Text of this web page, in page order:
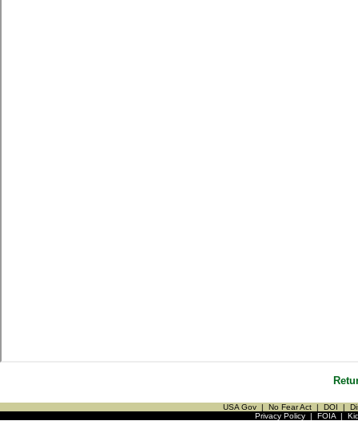
USA Gov | No Fear Act | DOI |
Privacy Policy| FOIA|